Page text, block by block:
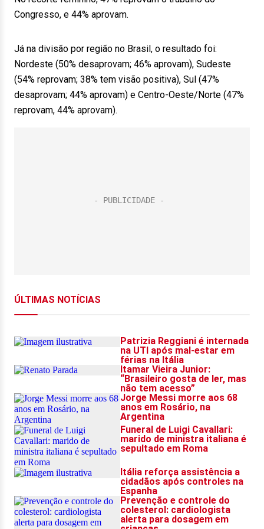
Congresso, e 44% aprovam.
Já na divisão por região no Brasil, o resultado foi:
Nordeste (50% desaprovam; 46% aprovam), Sudeste
(54% reprovam; 38% tem visão positiva), Sul (47%
desaprovam; 44% aprovam) e Centro-Oeste/Norte (47%
reprovam, 44% aprovam).